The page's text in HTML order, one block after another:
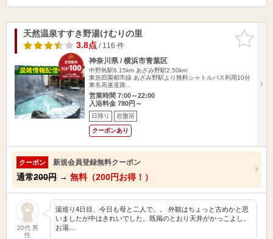
お気に入
りに追加
天然温泉すすき野湯けむりの里
3.8点/ 116 件
神奈川県 / 横浜市青葉区
中野島駅6.15km あざみ野駅2.50km
東急田園都市線 あざみ野駅より無料シャトルバス利用10分
東名高速道路…
営業時間 7:00～22:00
入浴料金 780円～
日帰り 岩盤浴
クーポンあり
クーポン 新規会員登録無料クーポン
通常200円 → 無料（200円お得！）
20代 男
性
湯巡り4日目、今日も母と二人で。。 外観はちょっと古めかと思
いましたが中はきれいでした。既掲のとおり天井がかっこよし。
お湯…